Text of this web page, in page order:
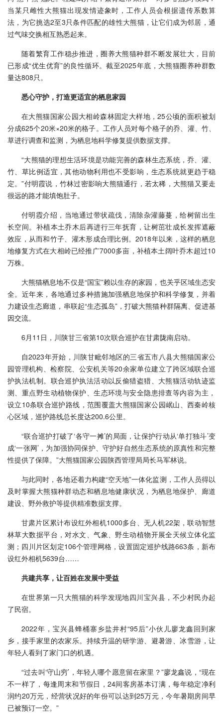
当某只雌性大熊猫出现发情迹象时，工作人员会根据遗传系数算
法，为它挑选2至3只条件匹配的雄性大熊猫，让它们成为邻居，通
过气味交换相互熟悉起来。
随着繁育工作稳步推进，圈养大熊猫种群不断发展壮大，目前
已形成“优生优育”的良性循环。截至2025年底，大熊猫圈养种群数
量达808只。
悉心守护，打造更适宜的栖息家园
在大熊猫国家公园大相岭森林固定大样地，25公顷的面积被划
分成625个20米×20米的格子。工作人员对每个格子的乔、灌、竹、
草进行调查和监测，为栖息地科学修复提供数据支撑。
“大熊猫的理想生活环境是功能完善的森林生态系统，乔、灌、
竹、草比例适宜，其他动物利用也不受影响，生态系统就更趋于稳
定。”付明霞说，竹林过密影响大熊猫通行，若太稀，大熊猫又要走
很远的路才能填饱肚子。
付明霞介绍，当地通过带状疏伐，清除杂灌藤蔓，给树留出生
长空间。补植本土乔木后再进行三年抚育，让树茁壮成长发挥遮蔽
效应，从而和竹子、灌木形成合理比例。2018年以来，这样的栖息
地修复方式在大相岭已经推广7000多亩，补植本土阔叶乔木超过10
万株。
大熊猫栖息地不仅是“国宝”赖以生存的家园，也关乎区域生态安
全。近年来，各地通过多种措施加强栖息地保护和科学修复，并着
力建设生态廊道，串联起“生态孤岛”，打破大熊猫种群隔离、促进基
因交流。
6月11日，川陕甘三省第10次联合巡护在甘肃陇南启动。
自2023年开始，川陕甘毗邻地区的三省五市八县大熊猫国家公
园管理机构、检察院、公安机关等20余家单位建立了跨区域联合巡
护执法机制。联合巡护执法活动以反偷猎盗猎、大熊猫活动轨迹监
测、重点野生动植物保护、生态环境与安全隐患排查等内容为主，
设立10条联合巡护路线，范围覆盖大熊猫国家公园岷山、西秦岭核
心区域，巡护路线总长度达200.6公里。
“联合巡护打破了‘各守一摊’的局面，让保护行动从‘单打独斗’变
成‘一张网’，为加强协同保护、守护好自然生态系统的原真性和完整
性提供了保障。”大熊猫国家公园陕西管理局局长马军林说。
与此同时，各地还着力构建“空天地”一体化监测，工作人员得以
及时掌握大熊猫种群动态和栖息地健康状况，为栖息地保护、廊道
建设、野外救护等提供精准数据支撑。
甘肃片区累计布设红外相机1000多台、无人机22架，联动智慧
林草大数据平台，对水文、气象、野生动植物开展全天候立体化监
测；四川片区划定106个管理网格，设置固定巡护线路663条，新布
设红外相机5639台……
共建共享，让百姓在发展中受益
在世界第一只大熊猫的科学发现地四川宝兴县，不少村民办起
了民宿。
2022年，宝兴县蜂桶寨乡盐井村“95后”小伙儿廖龙鑫回到家
乡，接手家里的农家乐。持续升温的研学游、避暑游、冰雪游，让
年轻人看到了家门口的机遇。
“过去叫‘守山穷’，年轻人哪个愿意留在家里？”廖龙鑫说，“现在
不一样了，每逢周末和节假日，24间客房基本订满，每年稳定净利
润约20万元，经营状况好的年份可以达到25万元，今年暑期房间早
已被预订一空。”